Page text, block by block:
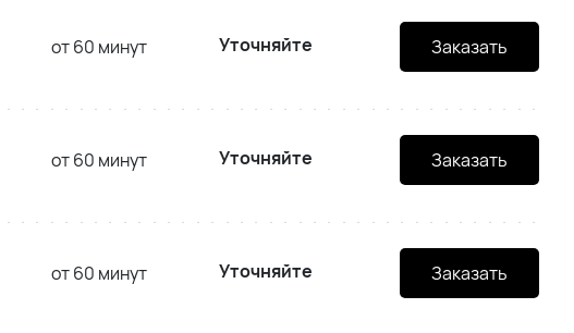
от 60 минут Уточняйте Заказать
от 60 минут Уточняйте Заказать
от 60 минут Уточняйте Заказать